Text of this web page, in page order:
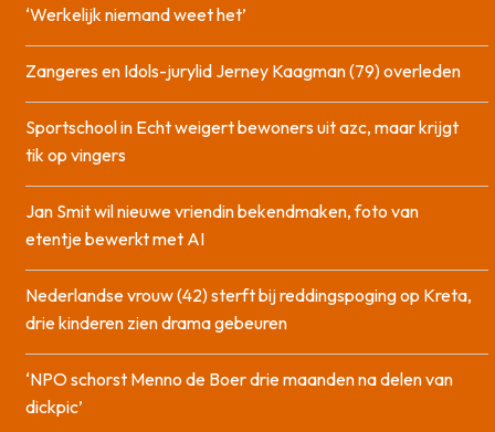
‘Werkelijk niemand weet het’
Zangeres en Idols-jurylid Jerney Kaagman (79) overleden
Sportschool in Echt weigert bewoners uit azc, maar krijgt
tik op vingers
Jan Smit wil nieuwe vriendin bekendmaken, foto van
etentje bewerkt met AI
Nederlandse vrouw (42) sterft bij reddingspoging op Kreta,
drie kinderen zien drama gebeuren
‘NPO schorst Menno de Boer drie maanden na delen van
dickpic’